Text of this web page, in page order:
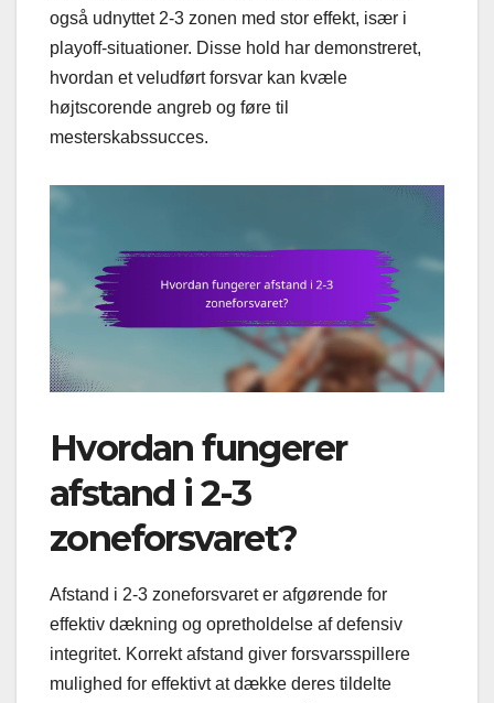
også udnyttet 2-3 zonen med stor effekt, især i
playoff-situationer. Disse hold har demonstreret,
hvordan et veludført forsvar kan kvæle
højtscorende angreb og føre til
mesterskabssucces.
Hvordan fungerer
afstand i 2-3
zoneforsvaret?
Afstand i 2-3 zoneforsvaret er afgørende for
effektiv dækning og opretholdelse af defensiv
integritet. Korrekt afstand giver forsvarsspillere
mulighed for effektivt at dække deres tildelte